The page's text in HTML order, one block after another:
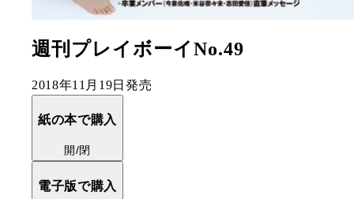
週刊プレイボーイNo.49
2018年11月19日発売
紙の本で購入
開/閉
電子版で購入